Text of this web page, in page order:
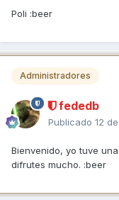
Poli :beer
Administradores
fededb
Publicado 12
Bienvenido, yo tuve
difrutes mucho. :beer